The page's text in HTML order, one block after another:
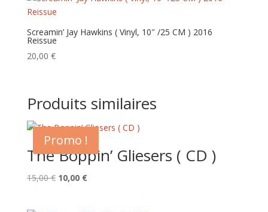
Screamin’ Jay Hawkins ( Vinyl, 10″ /25 CM ) 2016
Reissue
20,00 €
Produits similaires
Promo !
The Boppin’ Gliesers ( CD )
15,00€ Le
10,00 €Le